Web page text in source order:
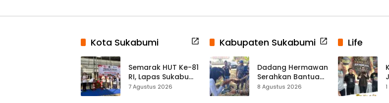
Kota Sukabumi
Semarak HUT Ke-81
RI, Lapas Sukabumi
Resmi Gelar Pekan
7 Agustus 2026
Kabupaten Sukabumi
Dadang Hermawan
Serahkan Bantuan
Seragam
8 Agustus 2026
Life